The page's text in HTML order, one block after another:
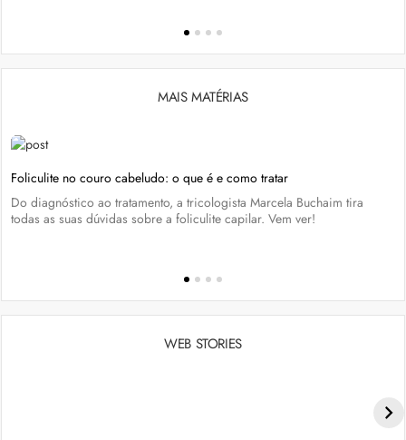
MAIS MATÉRIAS
Foliculite no couro cabeludo: o que é e como tratar
Do diagnóstico ao tratamento, a tricologista Marcela Buchaim tira
todas as suas dúvidas sobre a foliculite capilar. Vem ver!
WEB STORIES